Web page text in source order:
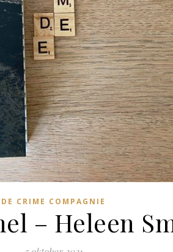
DE CRIME COMPAGNIE
– Heleen